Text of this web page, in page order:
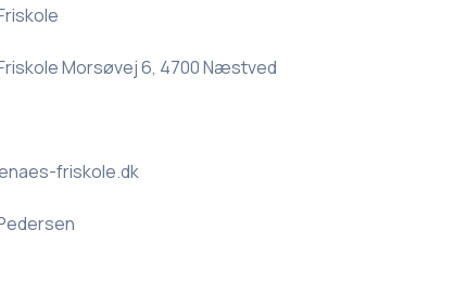
Morsøvej 6, 4700 Næstved
friskole.dk